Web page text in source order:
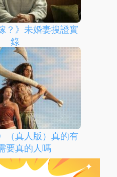
？》未婚妻搜證實
錄
（真人版）真的有
要真的人嗎